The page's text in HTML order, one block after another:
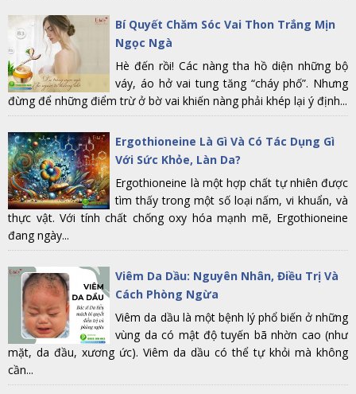
Bí Quyết Chăm Sóc Vai Thon Trắng Mịn
Ngọc Ngà
Hè đến rồi! Các nàng tha hồ diện những bộ
váy, áo hở vai tung tăng “cháy phố”. Nhưng
đừng để những điểm trừ ở bờ vai khiến nàng phải khép lại ý định...
Ergothioneine Là Gì Và Có Tác Dụng Gì
Với Sức Khỏe, Làn Da?
Ergothioneine là một hợp chất tự nhiên được
tìm thấy trong một số loại nấm, vi khuẩn, và
thực vật. Với tính chất chống oxy hóa mạnh mẽ, Ergothioneine
đang ngày...
Viêm Da Dầu: Nguyên Nhân, Điều Trị Và
Cách Phòng Ngừa
Viêm da dầu là một bệnh lý phổ biến ở những
vùng da có mật độ tuyến bã nhờn cao (như
mặt, da đầu, xương ức). Viêm da dầu có thể tự khỏi mà không
cần...